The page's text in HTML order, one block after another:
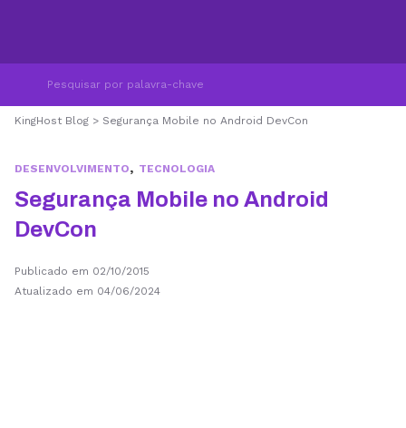
KingHost Blog > Segurança Mobile no Android DevCon
DESENVOLVIMENTO, TECNOLOGIA
Segurança Mobile no Android
DevCon
Publicado em 02/10/2015
Atualizado em 04/06/2024